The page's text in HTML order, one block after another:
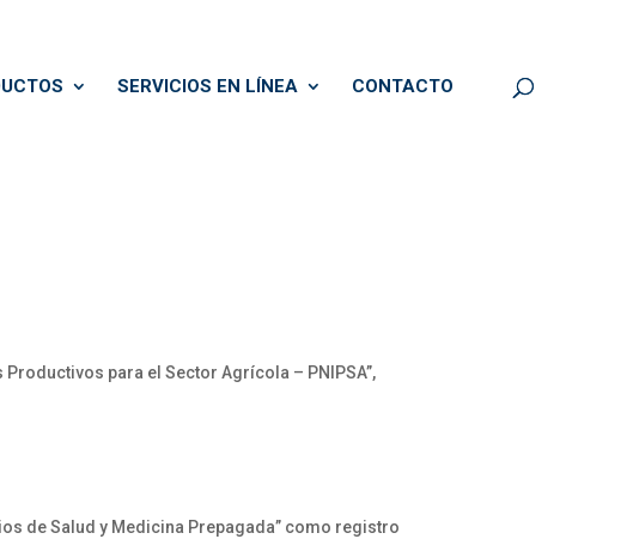
SERVICIOS EN LÍNEA CONTACTO
para el Sector Agrícola – PNIPSA”,
de Salud y Medicina Prepagada” como registro